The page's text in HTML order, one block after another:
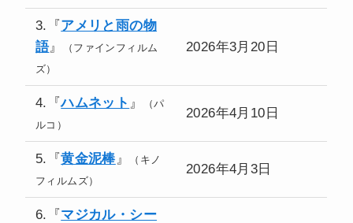
3.『 アメリと雨の物
語』
（ファインフィルム
ズ）
2026年3月20日
4.『ハムネット 』
（パ
ルコ）
2026年4月10日
5.『黄金泥棒』
（キノ
フィルムズ）
2026年4月3日
6.『 マジカル・シー